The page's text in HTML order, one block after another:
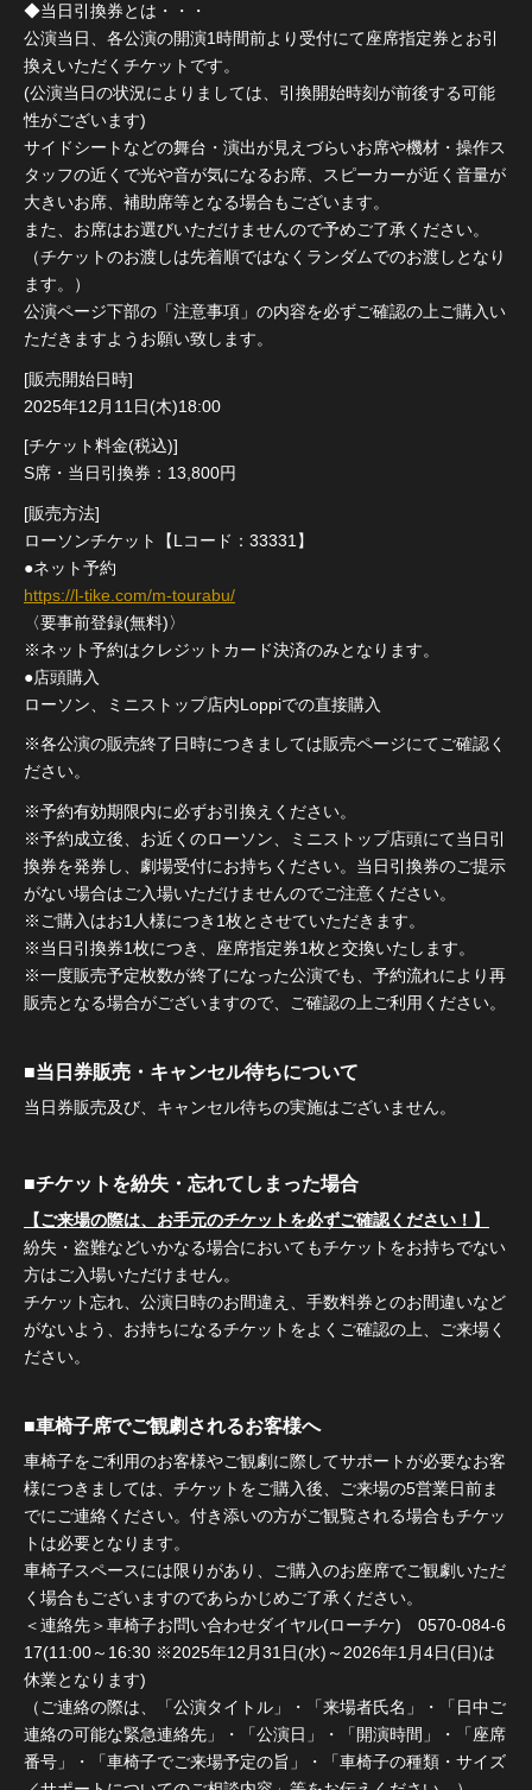
◆当日引換券とは・・・
公演当日、各公演の開演1時間前より受付にて座席指定券とお引
換えいただくチケットです。
(公演当日の状況によりましては、引換開始時刻が前後する可能
性がございます)
サイドシートなどの舞台・演出が見えづらいお席や機材・操作ス
タッフの近くで光や音が気になるお席、スピーカーが近く音量が
大きいお席、補助席等となる場合もございます。
また、お席はお選びいただけませんので予めご了承ください。
（チケットのお渡しは先着順ではなくランダムでのお渡しとなり
ます。）
公演ページ下部の「注意事項」の内容を必ずご確認の上ご購入い
ただきますようお願い致します。
[販売開始日時]
2025年12月11日(木)18:00
[チケット料金(税込)]
S席・当日引換券：13,800円
[販売方法]
ローソンチケット【Lコード：33331】
●ネット予約
https://l-tike.com/m-tourabu/
〈要事前登録(無料)〉
※ネット予約はクレジットカード決済のみとなります。
●店頭購入
ローソン、ミニストップ店内Loppiでの直接購入
※各公演の販売終了日時につきましては販売ページにてご確認く
ださい。
※予約有効期限内に必ずお引換えください。
※予約成立後、お近くのローソン、ミニストップ店頭にて当日引
換券を発券し、劇場受付にお持ちください。当日引換券のご提示
がない場合はご入場いただけませんのでご注意ください。
※ご購入はお1人様につき1枚とさせていただきます。
※当日引換券1枚につき、座席指定券1枚と交換いたします。
※一度販売予定枚数が終了になった公演でも、予約流れにより再
販売となる場合がございますので、ご確認の上ご利用ください。
■当日券販売・キャンセル待ちについて
当日券販売及び、キャンセル待ちの実施はございません。
■チケットを紛失・忘れてしまった場合
【ご来場の際は、お手元のチケットを必ずご確認ください！】
紛失・盗難などいかなる場合においてもチケットをお持ちでない
方はご入場いただけません。
チケット忘れ、公演日時のお間違え、手数料券とのお間違いなど
がないよう、お持ちになるチケットをよくご確認の上、ご来場く
ださい。
■車椅子席でご観劇されるお客様へ
車椅子をご利用のお客様やご観劇に際してサポートが必要なお客
様につきましては、チケットをご購入後、ご来場の5営業日前ま
でにご連絡ください。付き添いの方がご観覧される場合もチケッ
トは必要となります。
車椅子スペースには限りがあり、ご購入のお座席でご観劇いただ
く場合もございますのであらかじめご了承ください。
＜連絡先＞車椅子お問い合わせダイヤル(ローチケ) 0570-084-6
17(11:00～16:30 ※2025年12月31日(水)～2026年1月4日(日)は
休業となります)
（ご連絡の際は、「公演タイトル」・「来場者氏名」・「日中ご
連絡の可能な緊急連絡先」・「公演日」・「開演時間」・「座席
番号」・「車椅子でご来場予定の旨」・「車椅子の種類・サイズ